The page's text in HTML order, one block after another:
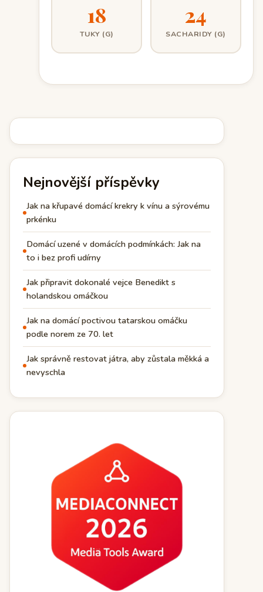
18
TUKY (G)
24
SACHARIDY (G)
Nejnovější příspěvky
Jak na křupavé domácí krekry k vínu a sýrovému
prkénku
Domácí uzené v domácích podmínkách: Jak na
to i bez profi udírny
Jak připravit dokonalé vejce Benedikt s
holandskou omáčkou
Jak na domácí poctivou tatarskou omáčku
podle norem ze 70. let
Jak správně restovat játra, aby zůstala měkká a
nevyschla